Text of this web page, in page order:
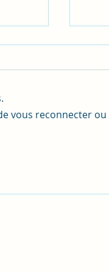
vous reconnecter ou